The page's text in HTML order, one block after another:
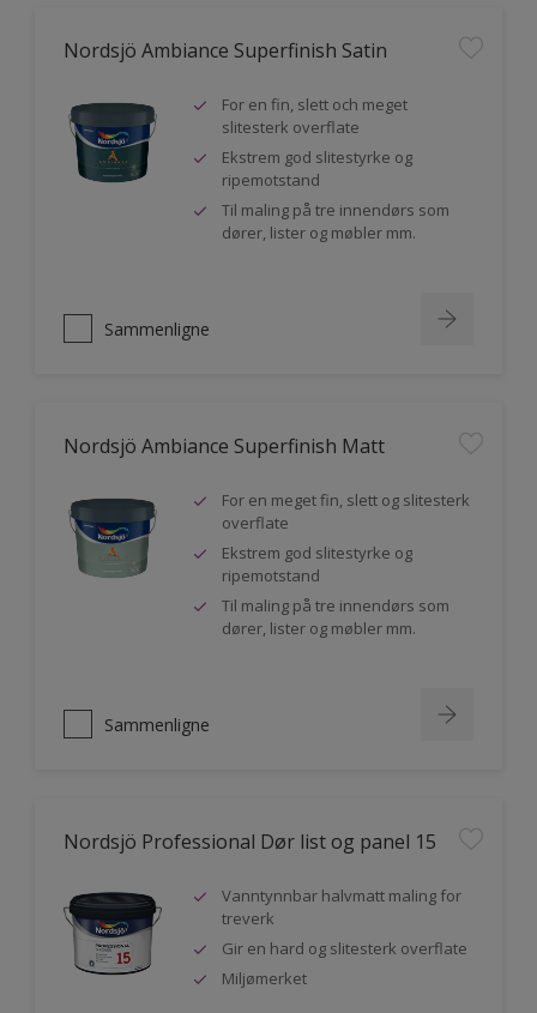
Nordsjö Ambiance Superfinish Satin
For en fin, slett och meget
slitesterk overflate
Ekstrem god slitestyrke og
ripemotstand
Til maling på tre innendørs som
dører, lister og møbler mm.
Sammenligne
Nordsjö Ambiance Superfinish Matt
For en meget fin, slett og slitesterk
overflate
Ekstrem god slitestyrke og
ripemotstand
Til maling på tre innendørs som
dører, lister og møbler mm.
Sammenligne
Nordsjö Professional Dør list og panel 15
Vanntynnbar halvmatt maling for
treverk
Gir en hard og slitesterk overflate
Miljømerket